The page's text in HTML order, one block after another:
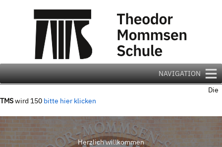
NAVIGATION
Die
TMSwird 150 bitte hier klicken
Herzlich willkommen